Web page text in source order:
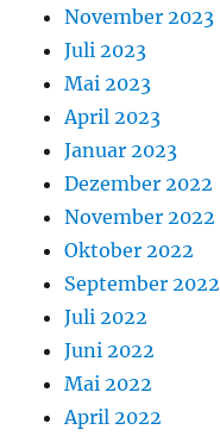
November 2023
Juli 2023
Mai 2023
April 2023
Januar 2023
Dezember 2022
November 2022
Oktober 2022
September 2022
Juli 2022
Juni 2022
Mai 2022
April 2022